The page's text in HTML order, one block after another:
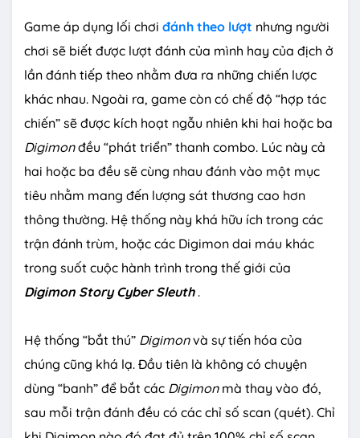
Game áp dụng lối chơi đánh theo lượt nhưng người
chơi sẽ biết được lượt đánh của mình hay của địch ở
lần đánh tiếp theo nhằm đưa ra những chiến lược
khác nhau. Ngoài ra, game còn có chế độ “hợp tác
chiến” sẽ được kích hoạt ngẫu nhiên khi hai hoặc ba
Digimonđều “phát triển” thanh combo. Lúc này cả
hai hoặc ba đều sẽ cùng nhau đánh vào một mục
tiêu nhằm mang đến lượng sát thương cao hơn
thông thường. Hệ thống này khá hữu ích trong các
trận đánh trùm, hoặc các Digimon dai máu khác
trong suốt cuộc hành trình trong thế giới của
Digimon Story Cyber Sleuth .
Hệ thống “bắt thú” Digimonvà sự tiến hóa của
chúng cũng khá lạ. Đầu tiên là không có chuyện
dùng “banh” để bắt các Digimon mà thay vào đó,
sau mỗi trận đánh đều có các chỉ số scan (quét). Chỉ